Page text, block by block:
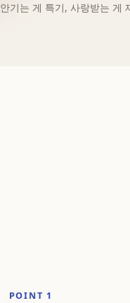
기는 게 특기, 사랑받는 게
POINT 1